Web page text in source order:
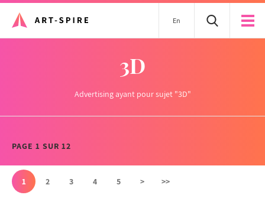
En
3D
Advertising ayant pour sujet "3D"
PAGE 1 SUR 12
1 2 3 4 5 > >>